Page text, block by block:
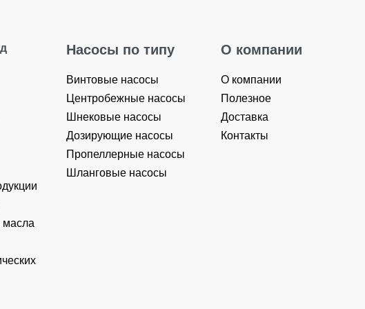
масла
Насосы по типу
Винтовые насосы
Центробежные насосы
Шнековые насосы
Дозирующие насосы
Пропеллерные насосы
Шланговые насосы
О компании
О компании
Полезное
Доставка
Контакты